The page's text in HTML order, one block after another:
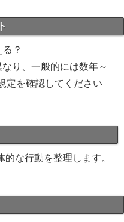
？
り、一般的には数年～
定を確認してください
な行動を整理します。